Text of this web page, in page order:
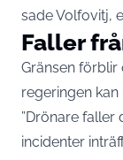
sade Volfovitj,
Faller
Gränsen förblir
regeringen
”Drönare faller
incidenter